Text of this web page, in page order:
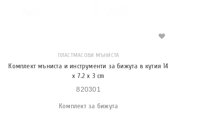
ПЛАСТМАСОВИ МЪНИСТА
Комплект мъниста и инструменти за бижута в кутия 14
x 7.2 x 3 cm
820301
Комплект за бижута